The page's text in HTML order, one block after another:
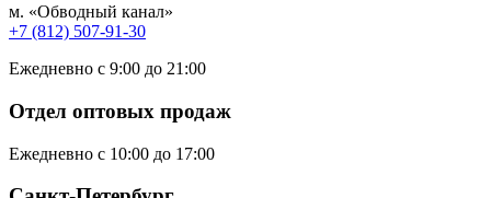
м. «Обводный канал»
+7 (812) 507-91-30
Ежедневно с 9:00 до 21:00
Отдел оптовых продаж
Ежедневно с 10:00 до 17:00